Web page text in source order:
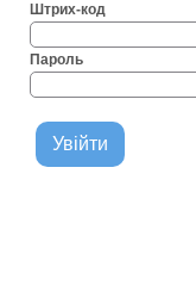
Штрих-код
Пароль